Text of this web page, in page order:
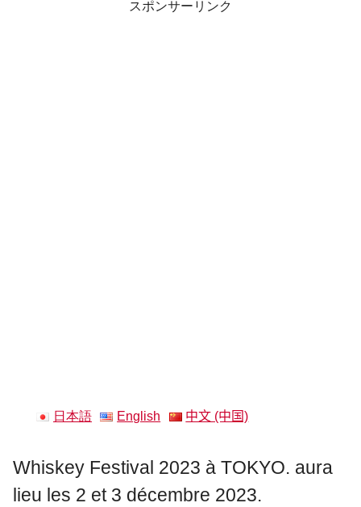
スポンサーリンク
日本語 English 中文 (中国)
Whiskey Festival 2023 à TOKYO. aura
lieu les 2 et 3 décembre 2023.